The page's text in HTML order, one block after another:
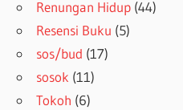
Renungan Hidup (44)
Resensi Buku (5)
sos/bud (17)
sosok (11)
Tokoh (6)